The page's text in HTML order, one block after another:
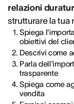
relazioni
strutturare la tua
Spiega
obiettivi del
Descrivi come
Parla
trasparente
Spiega come
vendita